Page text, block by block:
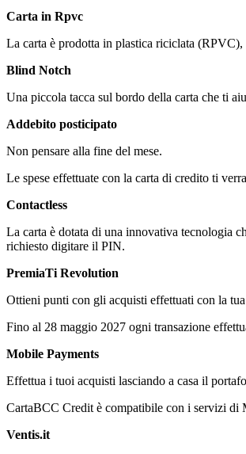
Carta in Rpvc
La carta è prodotta in plastica riciclata
Blind Notch
Una piccola tacca sul bordo della carta che ti
Addebito posticipato
Non pensare alla fine del mese.
Le spese effettuate con la carta di credito ti
Contactless
La carta è dotata di una innovativa tecnologia
richiesto digitare il PIN.
PremiaTi Revolution
Ottieni punti con gli acquisti effettuati con la
Fino al 28 maggio 2027 ogni transazione
Mobile Payments
Effettua i tuoi acquisti lasciando a casa il
CartaBCC Credit è compatibile con i servizi di
Ventis.it